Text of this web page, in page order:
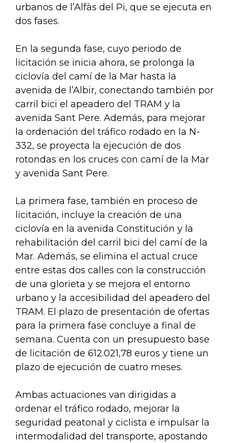
urbanos de l’Alfàs del Pi, que se ejecuta en
dos fases.
En la segunda fase, cuyo periodo de
licitación se inicia ahora, se prolonga la
ciclovía del camí de la Mar hasta la
avenida de l’Albir, conectando también por
carril bici el apeadero del TRAM y la
avenida Sant Pere. Además, para mejorar
la ordenación del tráfico rodado en la N-
332, se proyecta la ejecución de dos
rotondas en los cruces con camí de la Mar
y avenida Sant Pere.
La primera fase, también en proceso de
licitación, incluye la creación de una
ciclovía en la avenida Constitución y la
rehabilitación del carril bici del camí de la
Mar. Además, se elimina el actual cruce
entre estas dos calles con la construcción
de una glorieta y se mejora el entorno
urbano y la accesibilidad del apeadero del
TRAM. El plazo de presentación de ofertas
para la primera fase concluye a final de
semana. Cuenta con un presupuesto base
de licitación de 612.021,78 euros y tiene un
plazo de ejecución de cuatro meses.
Ambas actuaciones van dirigidas a
ordenar el tráfico rodado, mejorar la
seguridad peatonal y ciclista e impulsar la
intermodalidad del transporte, apostando